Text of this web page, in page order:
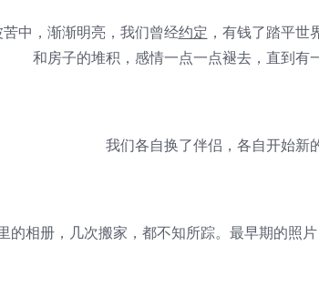
中，渐渐明亮，我们曾经约定 ，有钱了踏平
和房子的堆积，感情一点一点褪去，直到有
我们各自换了伴侣，各自开始新的
相册，几次搬家，都不知所踪。最早期的照片